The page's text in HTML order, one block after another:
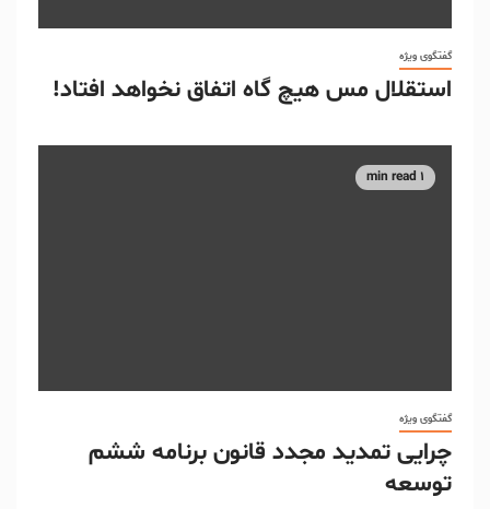
گفتگوی ویژه
استقلال مس هیچ گاه اتفاق نخواهد افتاد!
1 min read
گفتگوی ویژه
چرایی تمدید مجدد قانون برنامه ششم
توسعه